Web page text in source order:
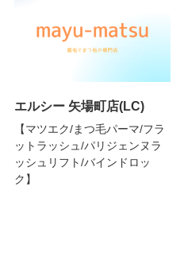
エルシー 矢場町店(LC)
【マツエク/まつ毛パーマ/フラ
ットラッシュ/パリジェンヌラ
ッシュリフト/バインドロッ
ク】